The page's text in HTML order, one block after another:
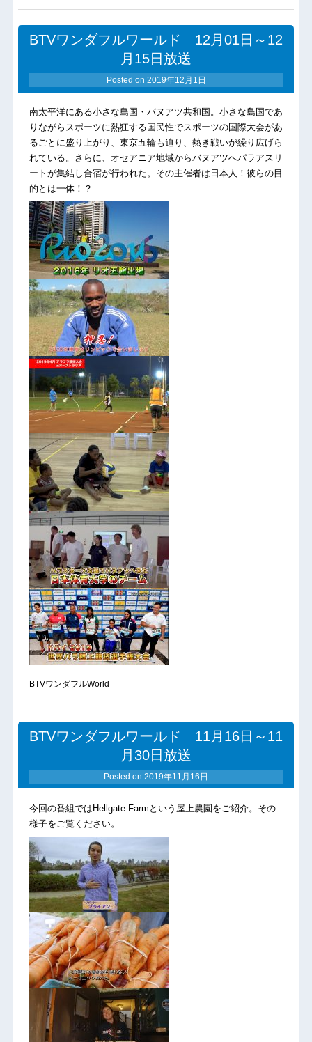
BTVワンダフルワールド 12月01日～12
月15日放送
Posted on 2019年12月1日
南太平洋にある小さな島国・バヌアツ共和国。小さな島国であ
りながらスポーツに熱狂する国民性でスポーツの国際大会があ
るごとに盛り上がり、東京五輪も迫り、熱き戦いが繰り広げら
れている。さらに、オセアニア地域からバヌアツへパラアスリ
ートが集結し合宿が行われた。その主催者は日本人！彼らの目
的とは一体！？
BTVワンダフルWorld
BTVワンダフルワールド 11月16日～11
月30日放送
Posted on 2019年11月16日
今回の番組ではHellgate Farmという屋上農園をご紹介。その
様子をご覧ください。